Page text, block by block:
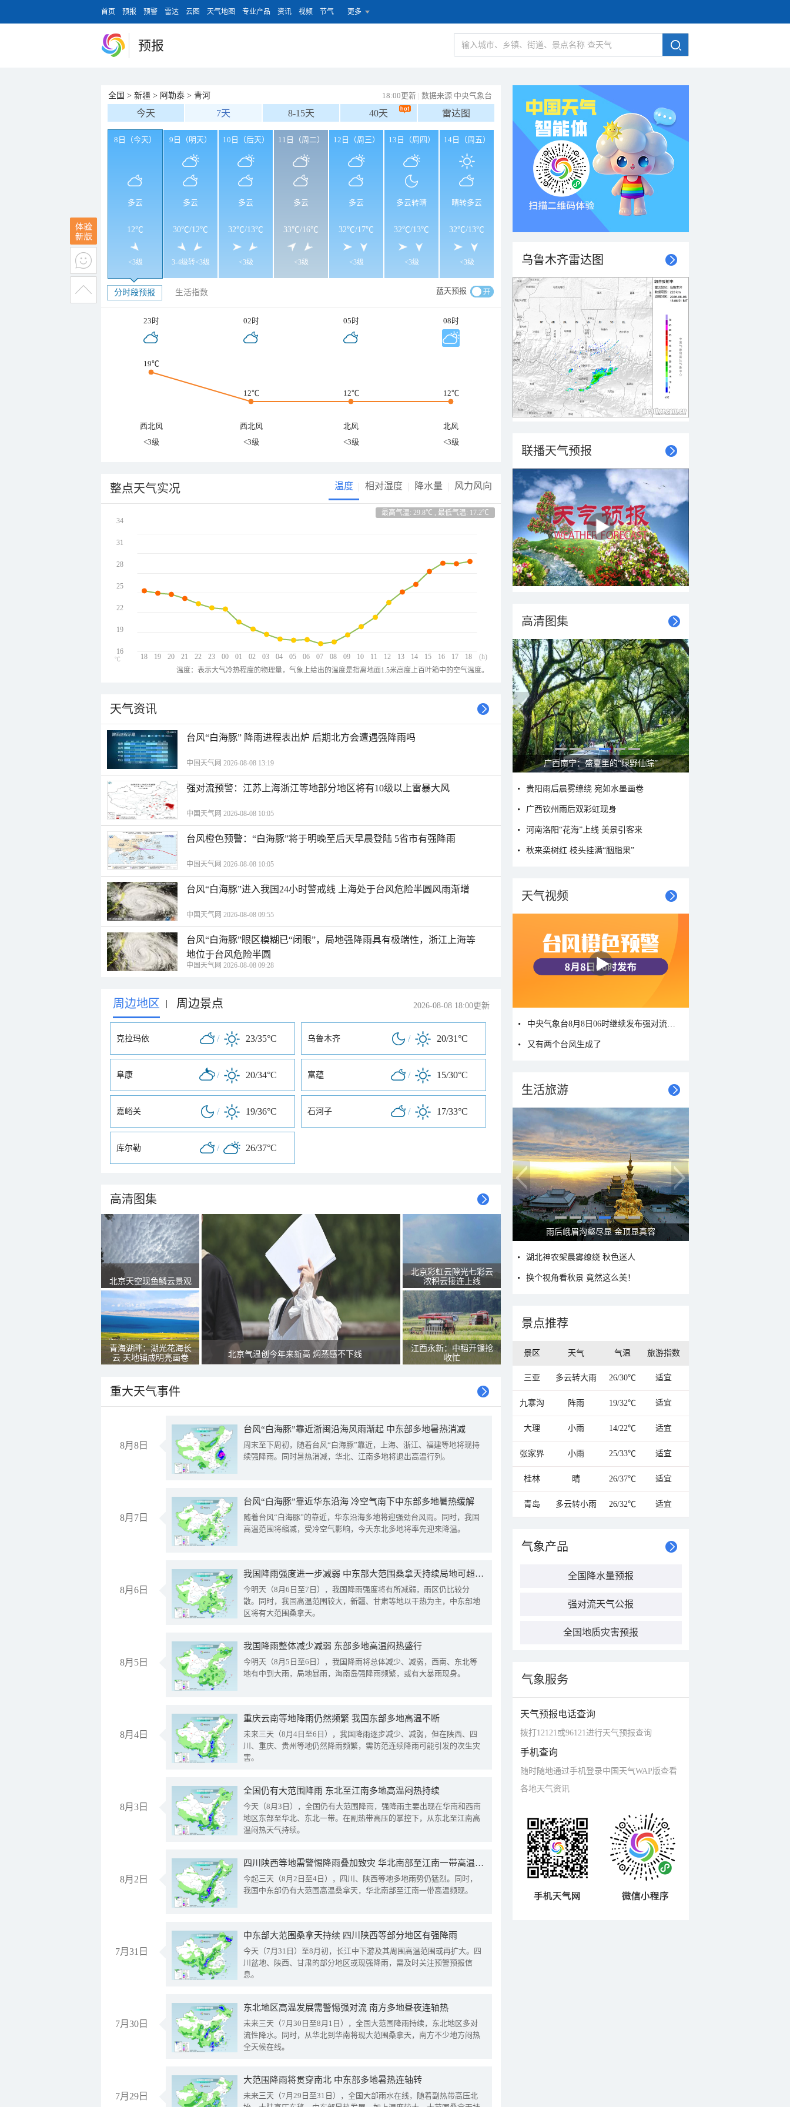
首页 预报 预警 雷达 云图 天气地图 专业产品 资讯 视频 节气 更多
预报
全国 > 新疆 > 阿勒泰 > 青河 18:00更新 | 数据来源 中央气象台
今天 7天 8-15天 40天 雷达图
8日（今天）
多云
12℃
<3级
9日（明天）
多云
30℃/12℃
3-4级转<3级
10日（后天）
多云
32℃/13℃
<3级
11日（周二）
多云
33℃/16℃
<3级
12日（周三）
多云
32℃/17℃
<3级
13日（周四）
多云转晴
32℃/13℃
<3级
14日（周五）
晴转多云
32℃/13℃
<3级
分时段预报 生活指数 蓝天预报
23时 02时 05时 08时
19℃
12℃ 12℃ 12℃
西北风 西北风 北风
北风
<3级
<3级 <3级 <3级
整点天气实况 温度 相对湿度 降水量 风力风向
最高气温: 29.8℃ , 最低气温: 17.2℃
18 19 20 21 22 23 00 01 02 03 04 05 06 07 08 09 10 11 12 13 14 15 16 17 18
34
31
28
25
22
19
16
(h)
℃
温度：表示大气冷热程度的物理量，气象上给出的温度是指离地面1.5米高度上百叶箱中的空气温度。
天气资讯
台风“白海豚” 降雨进程表出炉 后期北方会遭遇强降雨吗
中国天气网 2026-08-08 13:19
强对流预警：江苏上海浙江等地部分地区将有10级以上雷暴大风
中国天气网 2026-08-08 10:05
台风橙色预警：“白海豚”将于明晚至后天早晨登陆 5省市有强降雨
中国天气网 2026-08-08 10:05
台风“白海豚”进入我国24小时警戒线 上海处于台风危险半圆风雨渐增
中国天气网 2026-08-08 09:55
台风“白海豚”眼区模糊已“闭眼”，局地强降雨具有极端性，浙江上海等
地位于台风危险半圆
中国天气网 2026-08-08 09:28
周边地区 | 周边景点 2026-08-08 18:00更新
克拉玛依 / 23/35°C 乌鲁木齐 / 20/31°C
阜康 / 20/34°C 富蕴 / 15/30°C
嘉峪关 / 19/36°C 石河子 / 17/33°C
库尔勒 / 26/37°C
高清图集
北京天空现鱼鳞云景观
青海湖畔：湖光花海长
云 天地铺成明亮画卷
北京气温创今年来新高 焖蒸感不下线
北京彩虹云隙光七彩云
浓积云接连上线
江西永新：中稻开镰抢
收忙
重大天气事件
8月8日
台风“白海豚”靠近浙闽沿海风雨渐起 中东部多地暑热消减
周末至下周初，随着台风“白海豚”靠近，上海、浙江、福建等地将现持
续强降雨。同时暑热消减，华北、江南多地将退出高温行列。
8月7日
台风“白海豚”靠近华东沿海 冷空气南下中东部多地暑热缓解
随着台风“白海豚”的靠近，华东沿海多地将迎强劲台风雨。同时，我国
高温范围将缩减，受冷空气影响，今天东北多地将率先迎来降温。
8月6日
我国降雨强度进一步减弱 中东部大范围桑拿天持续局地可超38℃
今明天（8月6日至7日），我国降雨强度将有所减弱，雨区仍比较分
散。同时，我国高温范围较大，新疆、甘肃等地以干热为主，中东部地
区将有大范围桑拿天。
8月5日
我国降雨整体减少减弱 东部多地高温闷热盛行
今明天（8月5日至6日），我国降雨将总体减少、减弱，西南、东北等
地有中到大雨，局地暴雨，海南岛强降雨频繁，或有大暴雨现身。
8月4日
重庆云南等地降雨仍然频繁 我国东部多地高温不断
未来三天（8月4日至6日），我国降雨逐步减少、减弱，但在陕西、四
川、重庆、贵州等地仍然降雨频繁，需防范连续降雨可能引发的次生灾
害。
8月3日
全国仍有大范围降雨 东北至江南多地高温闷热持续
今天（8月3日），全国仍有大范围降雨，强降雨主要出现在华南和西南
地区东部至华北、东北一带。在副热带高压的掌控下，从东北至江南高
温闷热天气持续。
8月2日
四川陕西等地需警惕降雨叠加致灾 华北南部至江南一带高温频现
今起三天（8月2日至4日），四川、陕西等地多地雨势仍猛烈。同时，
我国中东部仍有大范围高温桑拿天，华北南部至江南一带高温频现。
7月31日
中东部大范围桑拿天持续 四川陕西等部分地区有强降雨
今天（7月31日）至8月初，长江中下游及其周围高温范围或再扩大。四
川盆地、陕西、甘肃的部分地区或现强降雨，需及时关注预警预报信
息。
7月30日
东北地区高温发展需警惕强对流 南方多地昼夜连轴热
未来三天（7月30日至8月1日），全国大范围降雨持续，东北地区多对
流性降水。同时，从华北到华南将现大范围桑拿天，南方不少地方闷热
全天候在线。
7月29日
大范围降雨将贯穿南北 中东部多地暑热连轴转
未来三天（7月29日至31日），全国大部雨水在线，随着副热带高压北
乌鲁木齐雷达图
联播天气预报
高清图集
广西南宁：盛夏里的“绿野仙踪”
贵阳雨后晨雾缭绕 宛如水墨画卷
广西钦州雨后双彩虹现身
河南洛阳“花海”上线 美景引客来
秋来栾树红 枝头挂满“胭脂果”
天气视频
又有两个台风生成了
生活旅游
雨后峨眉沟壑尽显 金顶显真容
湖北神农架晨雾缭绕 秋色迷人
换个视角看秋景 竟然这么美！
景点推荐
景区 天气 气温 旅游指数
三亚 多云转大雨 26/30℃ 适宜
九寨沟 阵雨 19/32℃ 适宜
大理 小雨 14/22℃ 适宜
张家界 小雨 25/33℃ 适宜
桂林 晴 26/37℃ 适宜
青岛 多云转小雨 26/32℃ 适宜
气象产品
全国降水量预报
强对流天气公报
全国地质灾害预报
气象服务
天气预报电话查询
拨打12121或96121进行天气预报查询
手机查询
随时随地通过手机登录中国天气WAP版查看
各地天气资讯